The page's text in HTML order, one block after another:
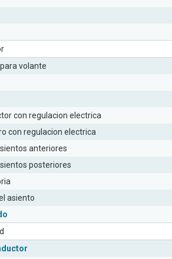
volante
con regulacion electrica
con regulacion electrica
anteriores
posteriores
asiento